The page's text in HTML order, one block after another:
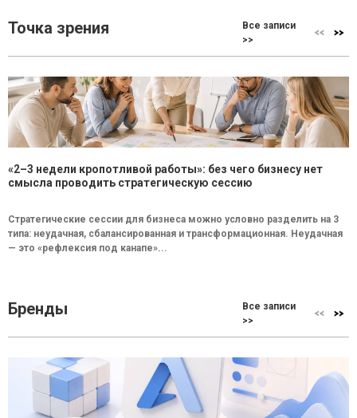
Точка зрения
Все записи
>>
«2–3 недели кропотливой работы»: без чего бизнесу нет
смысла проводить стратегическую сессию
Стратегические сессии для бизнеса можно условно разделить на 3
типа: неудачная, сбалансированная и трансформационная. Неудачная
— это «рефлексия под канапе»...
Бренды
Все записи
>>